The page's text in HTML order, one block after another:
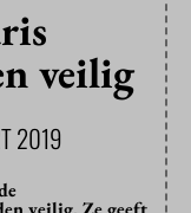
veilig
2019